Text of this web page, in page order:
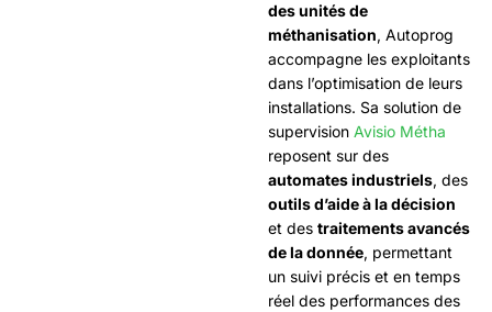
des unités de
méthanisation, Autoprog
accompagne les exploitants
dans l’optimisation de leurs
installations. Sa solution de
supervision Avisio Métha
reposent sur des
automates industriels, des
outils d’aide à la décision
et des traitements avancés
de la donnée, permettant
un suivi précis et en temps
réel des performances des